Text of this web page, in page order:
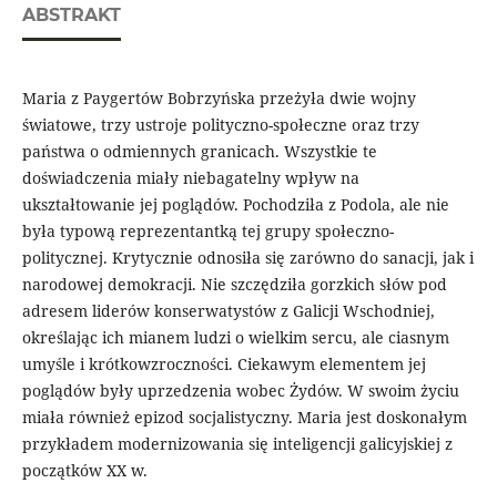
ABSTRAKT
Maria z Paygertów Bobrzyńska przeżyła dwie wojny
światowe, trzy ustroje polityczno-społeczne oraz trzy
państwa o odmiennych granicach. Wszystkie te
doświadczenia miały niebagatelny wpływ na
ukształtowanie jej poglądów. Pochodziła z Podola, ale nie
była typową reprezentantką tej grupy społeczno-
politycznej. Krytycznie odnosiła się zarówno do sanacji, jak i
narodowej demokracji. Nie szczędziła gorzkich słów pod
adresem liderów konserwatystów z Galicji Wschodniej,
określając ich mianem ludzi o wielkim sercu, ale ciasnym
umyśle i krótkowzroczności. Ciekawym elementem jej
poglądów były uprzedzenia wobec Żydów. W swoim życiu
miała również epizod socjalistyczny. Maria jest doskonałym
przykładem modernizowania się inteligencji galicyjskiej z
początków XX w.